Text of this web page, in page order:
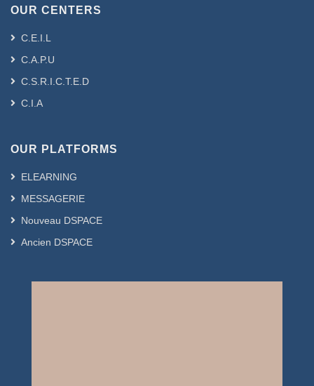
OUR CENTERS
C.E.I.L
C.A.P.U
C.S.R.I.C.T.E.D
C.I.A
OUR PLATFORMS
ELEARNING
MESSAGERIE
Nouveau DSPACE
Ancien DSPACE